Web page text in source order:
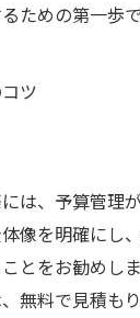
ための第一歩で
ツ
は、予算管理
像を明確にし
とをお勧めし
無料で見積も